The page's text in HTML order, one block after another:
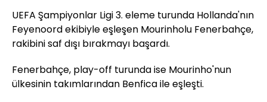
UEFA Şampiyonlar Ligi 3. eleme turunda Hollanda'nın
Feyenoord ekibiyle eşleşen Mourinholu Fenerbahçe,
rakibini saf dışı bırakmayı başardı.
Fenerbahçe, play-off turunda ise Mourinho'nun
ülkesinin takımlarından Benfica ile eşleşti.